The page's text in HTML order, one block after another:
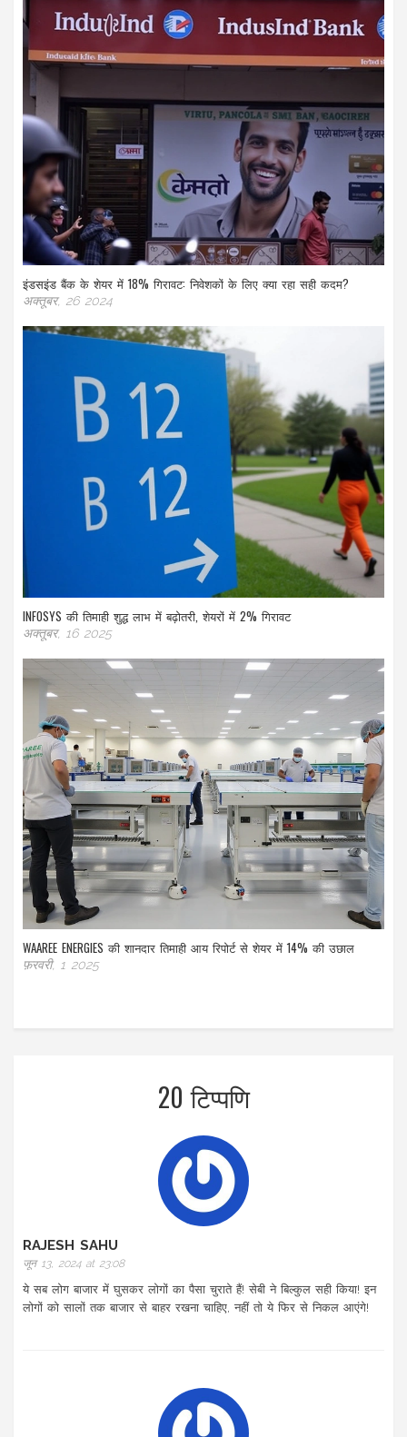
इंडसइंड बैंक के शेयर में 18% गिरावट: निवेशकों के लिए क्या रहा सही कदम?
अक्तूबर, 26 2024
INFOSYS की तिमाही शुद्ध लाभ में बढ़ोतरी, शेयरों में 2% गिरावट
अक्तूबर, 16 2025
WAAREE ENERGIES की शानदार तिमाही आय रिपोर्ट से शेयर में 14% की उछाल
फ़रवरी, 1 2025
20 टिप्पणि
RAJESH SAHU
जून 13, 2024 at 23:08
ये सब लोग बाजार में घुसकर लोगों का पैसा चुराते हैं! सेबी ने बिल्कुल सही किया! इन
लोगों को सालों तक बाजार से बाहर रखना चाहिए, नहीं तो ये फिर से निकल आएंगे!